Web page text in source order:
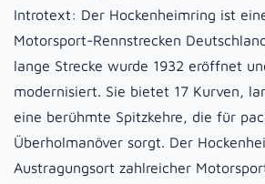
Introtext: Der Hockenheimring ist
Motorsport-Rennstrecken
lange Strecke wurde 1932 eröffnet
modernisiert. Sie bietet 17 Kurven,
eine berühmte Spitzkehre, die für
Überholmanöver sorgt. Der
Austragungsort zahlreicher